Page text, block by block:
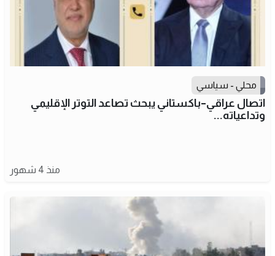
محلي - سياسي
اتصال عراقي–باكستاني يبحث تصاعد التوتر الإقليمي
وتداعياته...
منذ 4 شهور